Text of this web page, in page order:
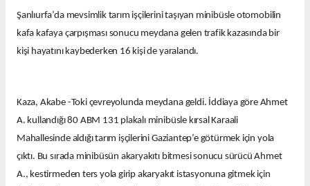
Şanlıurfa’da mevsimlik tarım işçilerini taşıyan minibüsle otomobilin
kafa kafaya çarpışması sonucu meydana gelen trafik kazasında bir
kişi hayatını kaybederken 16 kişi de yaralandı.
Kaza, Akabe -Toki çevreyolunda meydana geldi. İddiaya göre Ahmet
A. kullandığı 80 ABM 131 plakalı minibüsle kırsal Karaali
Mahallesinde aldığı tarım işçilerini Gaziantep’e götürmek için yola
çıktı. Bu sırada minibüsün akaryakıtı bitmesi sonucu sürücü Ahmet
A., kestirmeden ters yola girip akaryakıt istasyonuna gitmek için